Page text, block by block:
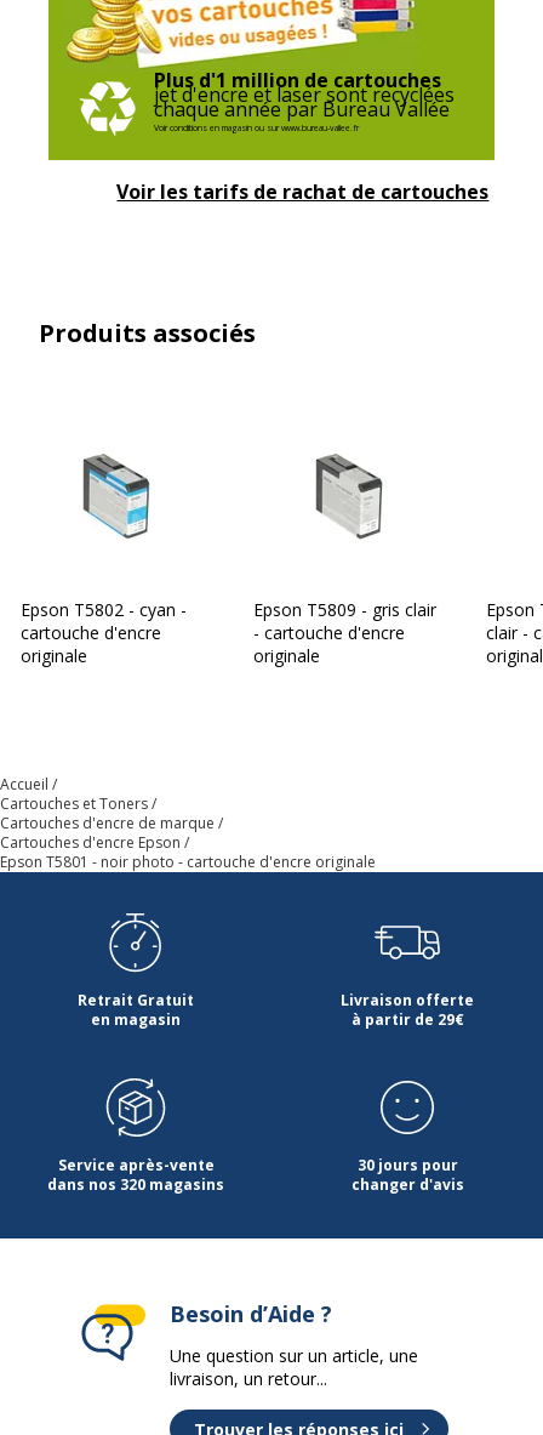
Plus d'1 million de cartouches
jet d'encre et laser sont recyclées
chaque année par Bureau Vallée
Voir conditions en magasin ou sur www.bureau-vallee.fr
Voir les tarifs de rachat de cartouches
Produits associés
Epson T5802 - cyan -
cartouche d'encre
originale
Epson T5809 - gris clair
- cartouche d'encre
originale
Epson
clair -
Accueil
Cartouches et Toners
Cartouches d'encre de marque
Cartouches d'encre Epson
Epson T5801 - noir photo - cartouche d'encre originale
Retrait Gratuit
en magasin
Livraison offerte
à partir de 29€
Service après-vente
dans nos 320 magasins
30 jours pour
changer d'avis
Besoin d’Aide ?
Une question sur un article, une
livraison, un retour...
Trouver les réponses ici